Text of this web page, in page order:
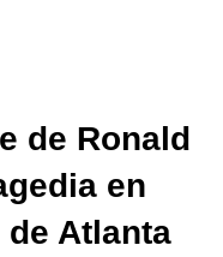
de Ronald
en
de Atlanta